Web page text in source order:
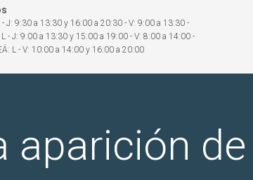
- J: 9:30 a 13:30 y 16:00 a 20:30 - V: 9:00 a 13:30 -
L - J: 9:00 a 13:30 y 15:00 a 19:00 - V: 8:00 a 14:00 -
L - V: 10:00 a 14:00 y 16:00 a 20:00
aparición